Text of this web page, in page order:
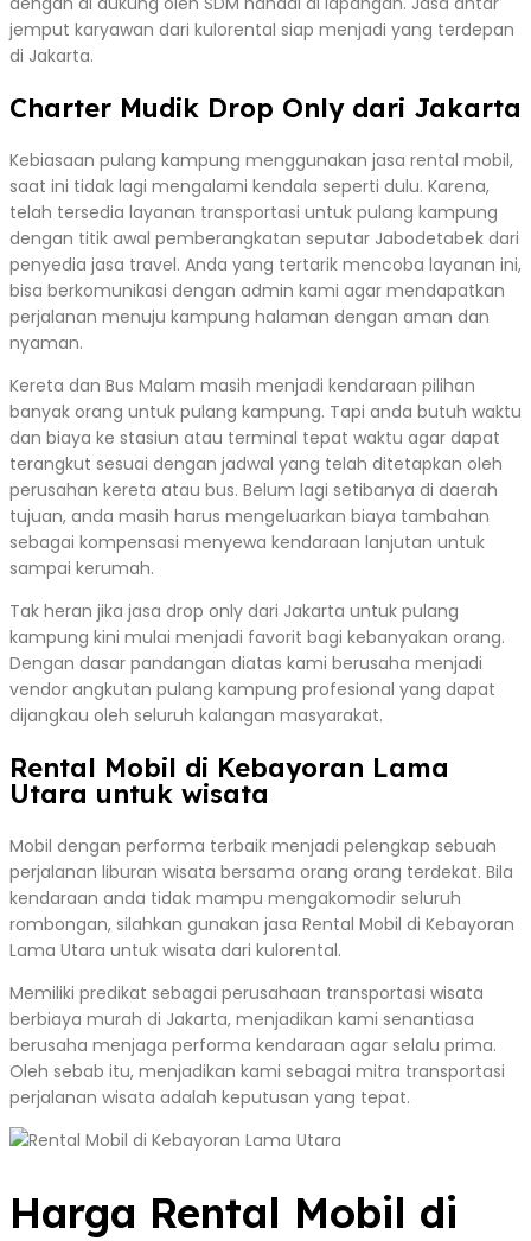
jemput karyawan dari kulorental siap menjadi yang terdepan
di Jakarta.
Charter Mudik Drop Only dari Jakarta
Kebiasaan pulang kampung menggunakan jasa rental mobil,
saat ini tidak lagi mengalami kendala seperti dulu. Karena,
telah tersedia layanan transportasi untuk pulang kampung
dengan titik awal pemberangkatan seputar Jabodetabek dari
penyedia jasa travel. Anda yang tertarik mencoba layanan ini,
bisa berkomunikasi dengan admin kami agar mendapatkan
perjalanan menuju kampung halaman dengan aman dan
nyaman.
Kereta dan Bus Malam masih menjadi kendaraan pilihan
banyak orang untuk pulang kampung. Tapi anda butuh waktu
dan biaya ke stasiun atau terminal tepat waktu agar dapat
terangkut sesuai dengan jadwal yang telah ditetapkan oleh
perusahan kereta atau bus. Belum lagi setibanya di daerah
tujuan, anda masih harus mengeluarkan biaya tambahan
sebagai kompensasi menyewa kendaraan lanjutan untuk
sampai kerumah.
Tak heran jika jasa drop only dari Jakarta untuk pulang
kampung kini mulai menjadi favorit bagi kebanyakan orang.
Dengan dasar pandangan diatas kami berusaha menjadi
vendor angkutan pulang kampung profesional yang dapat
dijangkau oleh seluruh kalangan masyarakat.
Rental Mobil di Kebayoran Lama
Utara untuk wisata
Mobil dengan performa terbaik menjadi pelengkap sebuah
perjalanan liburan wisata bersama orang orang terdekat. Bila
kendaraan anda tidak mampu mengakomodir seluruh
rombongan, silahkan gunakan jasa Rental Mobil di Kebayoran
Lama Utara untuk wisata dari kulorental.
Memiliki predikat sebagai perusahaan transportasi wisata
berbiaya murah di Jakarta, menjadikan kami senantiasa
berusaha menjaga performa kendaraan agar selalu prima.
Oleh sebab itu, menjadikan kami sebagai mitra transportasi
perjalanan wisata adalah keputusan yang tepat.
Harga Rental Mobil di